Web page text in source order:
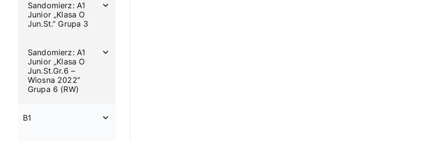
Sandomierz: A1
Junior „Klasa O
Jun.St.” Grupa 3
Sandomierz: A1
Junior „Klasa O
Jun.St.Gr.6 –
Wiosna 2022”
Grupa 6 (RW)
B1